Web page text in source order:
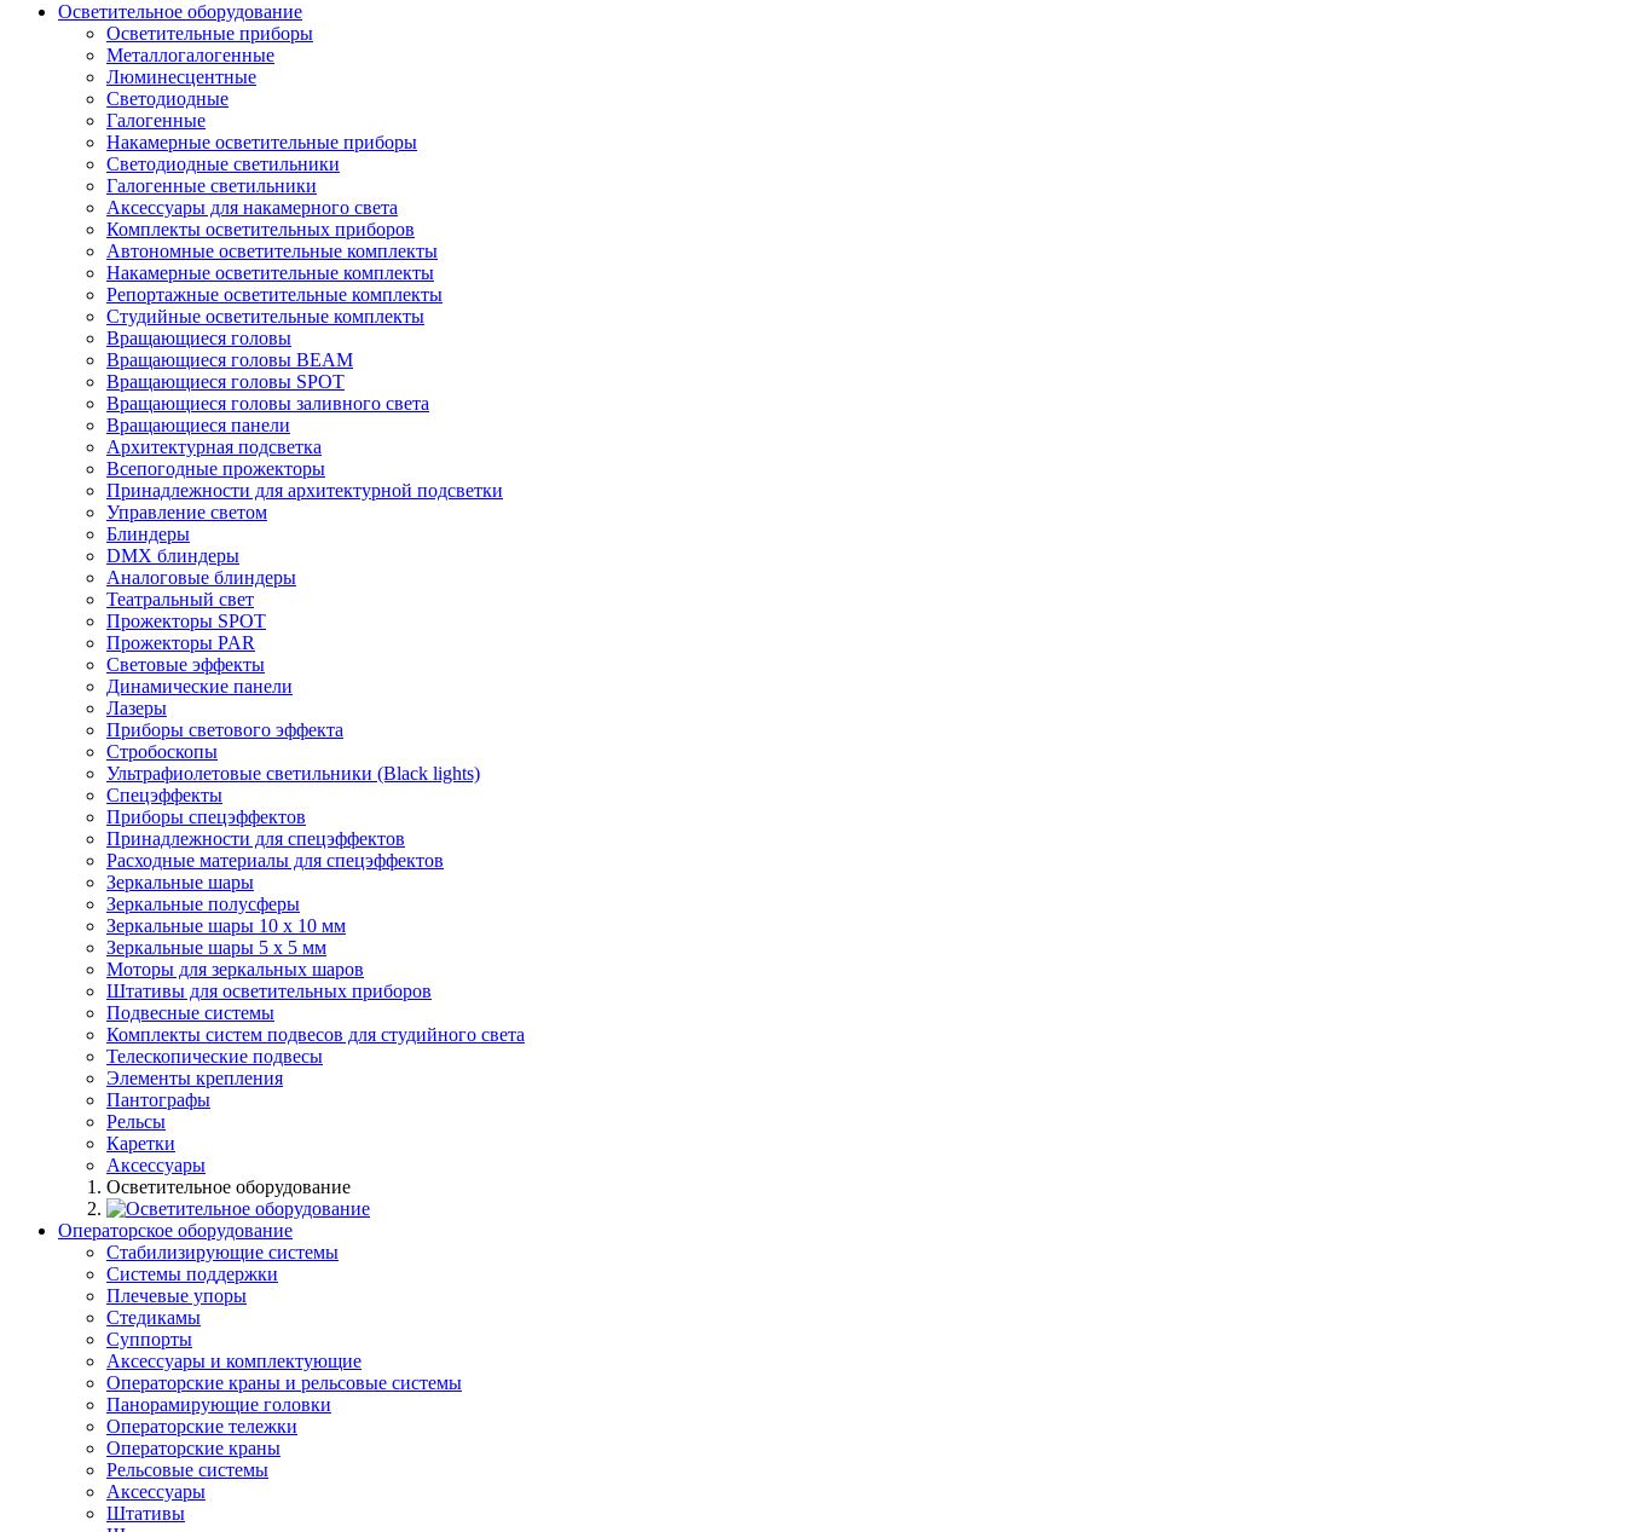
Осветительное оборудование
Осветительные приборы
Металлогалогенные
Люминесцентные
Светодиодные
Галогенные
Накамерные осветительные приборы
Светодиодные светильники
Галогенные светильники
Аксессуары для накамерного света
Комплекты осветительных приборов
Автономные осветительные комплекты
Накамерные осветительные комплекты
Репортажные осветительные комплекты
Студийные осветительные комплекты
Вращающиеся головы
Вращающиеся головы BEAM
Вращающиеся головы SPOT
Вращающиеся головы заливного света
Вращающиеся панели
Архитектурная подсветка
Всепогодные прожекторы
Принадлежности для архитектурной подсветки
Управление светом
Блиндеры
DMX блиндеры
Аналоговые блиндеры
Театральный свет
Прожекторы SPOT
Прожекторы PAR
Световые эффекты
Динамические панели
Лазеры
Приборы светового эффекта
Стробоскопы
Ультрафиолетовые светильники (Black lights)
Спецэффекты
Приборы спецэффектов
Принадлежности для спецэффектов
Расходные материалы для спецэффектов
Зеркальные шары
Зеркальные полусферы
Зеркальные шары 10 х 10 мм
Зеркальные шары 5 х 5 мм
Моторы для зеркальных шаров
Штативы для осветительных приборов
Подвесные системы
Комплекты систем подвесов для студийного света
Телескопические подвесы
Элементы крепления
Пантографы
Рельсы
Каретки
Аксессуары
Осветительное оборудование
Операторское оборудование
Стабилизирующие системы
Системы поддержки
Плечевые упоры
Стедикамы
Суппорты
Аксессуары и комплектующие
Операторские краны и рельсовые системы
Панорамирующие головки
Операторские тележки
Операторские краны
Рельсовые системы
Аксессуары
Штативы